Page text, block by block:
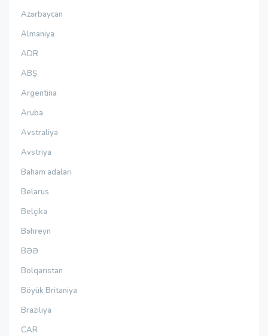
Azərbaycan
Almaniya
ADR
ABŞ
Argentina
Aruba
Avstraliya
Avstriya
Baham adaları
Belarus
Belçika
Bəhreyn
BƏƏ
Bolqarıstan
Böyük Britaniya
Braziliya
CAR